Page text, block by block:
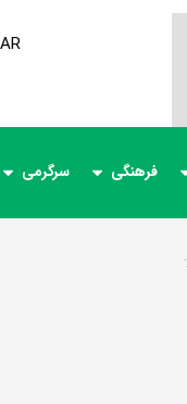
AR
فرهنگی سرگرمی